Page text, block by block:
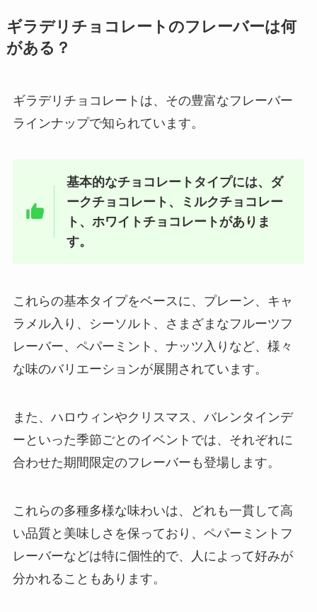
セブンイレブンのすみれは販売終
了？チャーハンやワンタンスープ
温泉水99 スーパーでの値段は？お
得な購入先はどこ？
稲庭中華そば どこで売ってる？カ
ルディで買える？通販での取扱い
カニ缶の値段は？スーパーではい
くらで買える？業務スーパーで購
入できる？マルハニチロのカニ缶
の値段は？
ら？
で売ってる？体に悪い噂の真相
ギラデリチョコレートのフレーバーは何
がある？
ギラデリチョコレートは、その豊富なフレーバー
ラインナップで知られています。
基本的なチョコレートタイプには、ダ
ークチョコレート、ミルクチョコレー
ト、ホワイトチョコレートがありま
す。
これらの基本タイプをベースに、プレーン、キャ
ラメル入り、シーソルト、さまざまなフルーツフ
レーバー、ペパーミント、ナッツ入りなど、様々
な味のバリエーションが展開されています。
また、ハロウィンやクリスマス、バレンタインデ
ーといった季節ごとのイベントでは、それぞれに
合わせた期間限定のフレーバーも登場します。
これらの多種多様な味わいは、どれも一貫して高
い品質と美味しさを保っており、ペパーミントフ
レーバーなどは特に個性的で、人によって好みが
分かれることもあります。